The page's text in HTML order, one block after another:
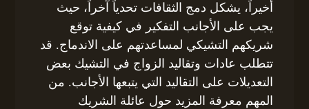
أخيراً، يشكل دمج الثقافات تحدياً آخراً، حيث
يجب على الأجانب التفكير في كيفية توقع
شريكهم التشيكي لمساعدتهم على الاندماج. قد
تتطلب عادات وتقاليد الزواج في التشيك بعض
التعديلات على التقاليد التي يتبعها الأجانب. من
المهم معرفة المزيد حول عائلة الشريك